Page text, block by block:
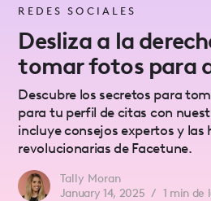
REDES SOCIALES
Desliza a la
tomar fotos para
Descubre los secretos para
para tu perfil de citas con
incluye consejos expertos y las
revolucionarias de Facetune.
Tally Moran
January 14, 2025 / 1 min de